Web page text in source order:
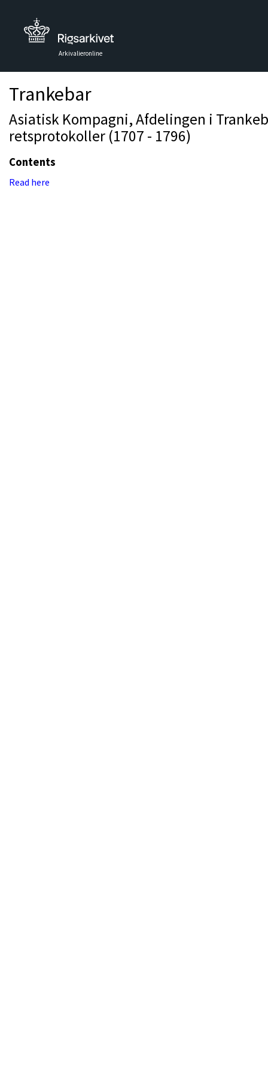
Arkivalieronline
Trankebar
Asiatisk Kompagni, Afdelingen i
retsprotokoller (1707 - 1796)
Contents
Read here